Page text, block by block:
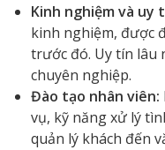
Kinh nghiệm và uy
kinh nghiệm, được
trước đó. Uy tín lâu
chuyên nghiệp.
Đào tạo nhân viên:
vụ, kỹ năng xử lý
quản lý khách đến